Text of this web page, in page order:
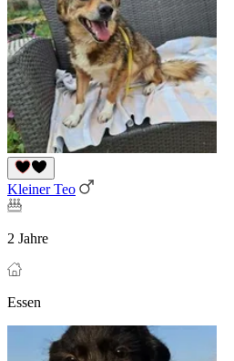
Kleiner Teo
2 Jahre
Essen